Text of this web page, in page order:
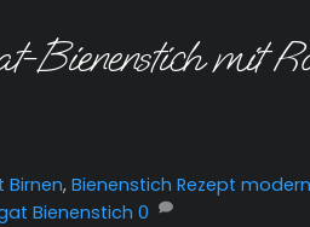
Bienenstich mit
Birnen, Bienenstich Rezept modern
Bienenstich 0